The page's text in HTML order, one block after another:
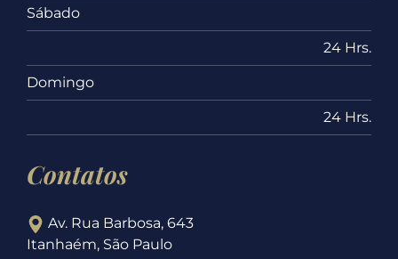
Sábado
24 Hrs.
Domingo
24 Hrs.
Contatos
Av. Rua Barbosa, 643
Itanhaém, São Paulo